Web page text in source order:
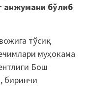
анжумани бўлиб
тўсиқ
муҳокама
Бош
биринчи